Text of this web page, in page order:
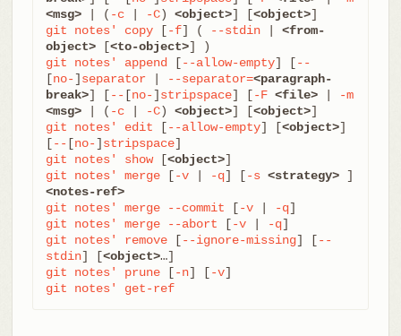
<msg> | ( -c | -C) <object>] [<object>
git
notes' copy [-f] ( --stdin | <from-
object> [<to-object>
git
notes' append [--allow-empty] [--
[no-] separator | --separator=<paragraph-
break>] [-- [no-] stripspace] [-F <file> |
-m
<msg> | ( -c | -C) <object>] [<object>
git
notes' edit [--allow-empty] [<object>]
[-- [no-] stripspace
git
notes' show [<object>
git
notes' merge [-v | -q] [-s <strategy>
<notes-ref>
git
notes' merge --commit [-v | -q
git
notes' merge --abort [-v | -q
git
notes' remove [--ignore-missing] [--
stdin] [<object>
git
notes' prune [-n] [-v
git
notes' get-ref